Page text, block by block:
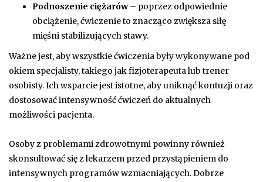
Podnoszenie ciężarów– poprzez odpowiednie
obciążenie, ćwiczenie to znacząco zwiększa siłę
mięśni stabilizujących stawy.
Ważne jest, aby wszystkie ćwiczenia były wykonywane pod
okiem specjalisty, takiego jak fizjoterapeuta lub trener
osobisty. Ich wsparcie jest istotne, aby uniknąć kontuzji oraz
dostosować intensywność ćwiczeń do aktualnych
możliwości pacjenta.
Osoby z problemami zdrowotnymi powinny również
skonsultować się z lekarzem przed przystąpieniem do
intensywnych programów wzmacniających. Dobrze